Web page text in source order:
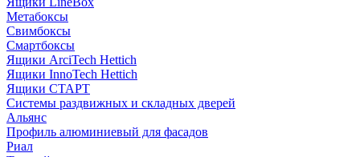
Метабоксы
Свимбоксы
Смартбоксы
Ящики ArciTech Hettich
Ящики InnoTech Hettich
Ящики СТАРТ
Системы раздвижных и складных дверей
Альянс
Профиль алюминиевый для фасадов
Риал